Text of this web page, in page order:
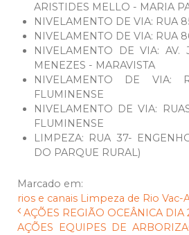
ARISTIDES MELLO - MARIA
NIVELAMENTO DE VIA: RUA
NIVELAMENTO DE VIA: RUA
NIVELAMENTO DE VIA: AV.
MENEZES - MARAVISTA
NIVELAMENTO DE
FLUMINENSE
NIVELAMENTO DE VIA:
FLUMINENSE
LIMPEZA: RUA 37-
DO PARQUE RURAL)
Marcado em:
rios e canais Limpeza de Rio Vac-
AÇÕES REGIÃO OCEÂNICA DIA
AÇÕES EQUIPES DE